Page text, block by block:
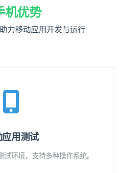
机优势
力移动应用开发与运行
用测试
环境，支持多种操作系统。